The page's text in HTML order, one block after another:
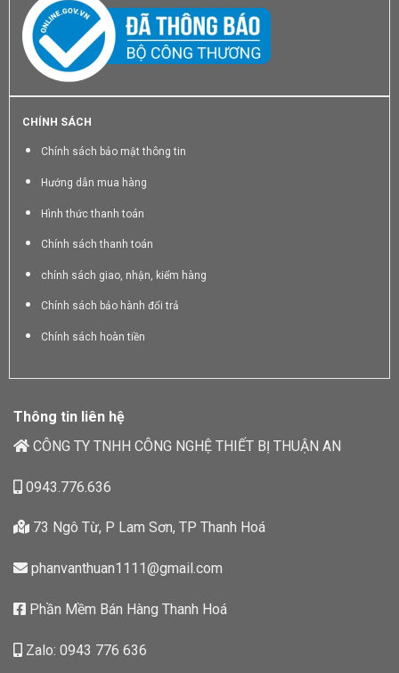
CHÍNH SÁCH
Chính sách bảo mật thông tin
Hướng dẫn mua hàng
Hình thức thanh toán
Chính sách thanh toán
chính sách giao, nhận, kiểm hàng
Chính sách bảo hành đổi trả
Chính sách hoàn tiền
Thông tin liên hệ
CÔNG TY TNHH CÔNG NGHỆ THIẾT BỊ THUẬN AN
0943.776.636
73 Ngô Từ, P Lam Sơn, TP Thanh Hoá
phanvanthuan1111@gmail.com
Phần Mềm Bán Hàng Thanh Hoá
Zalo: 0943 776 636